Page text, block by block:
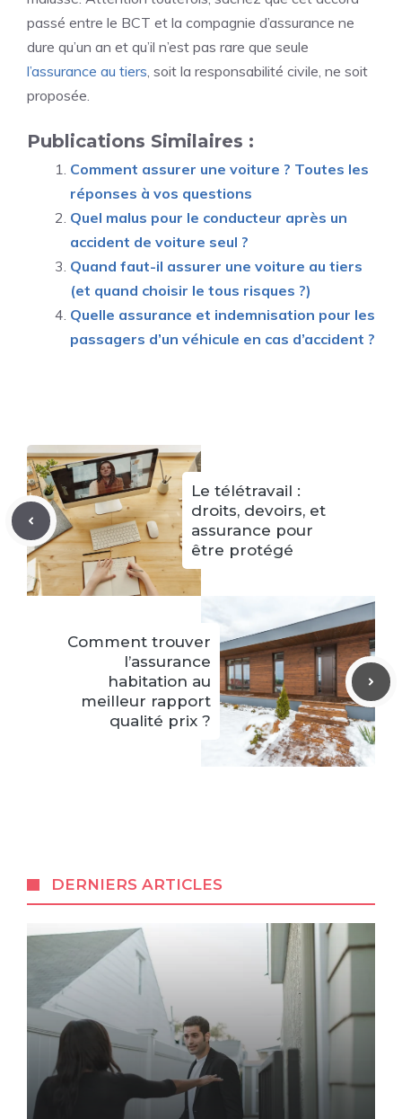
passé entre le BCT et la compagnie d’assurance ne
dure qu’un an et qu’il n’est pas rare que seule
l’assurance au tiers, soit la responsabilité civile, ne soit
proposée.
Publications Similaires :
Comment assurer une voiture ? Toutes les
réponses à vos questions
Quel malus pour le conducteur après un
accident de voiture seul ?
Quand faut-il assurer une voiture au tiers
(et quand choisir le tous risques ?)
Quelle assurance et indemnisation pour les
passagers d’un véhicule en cas d’accident ?
Le télétravail :
droits, devoirs, et
assurance pour
être protégé
Comment trouver
l’assurance
habitation au
meilleur rapport
qualité prix ?
DERNIERS ARTICLES